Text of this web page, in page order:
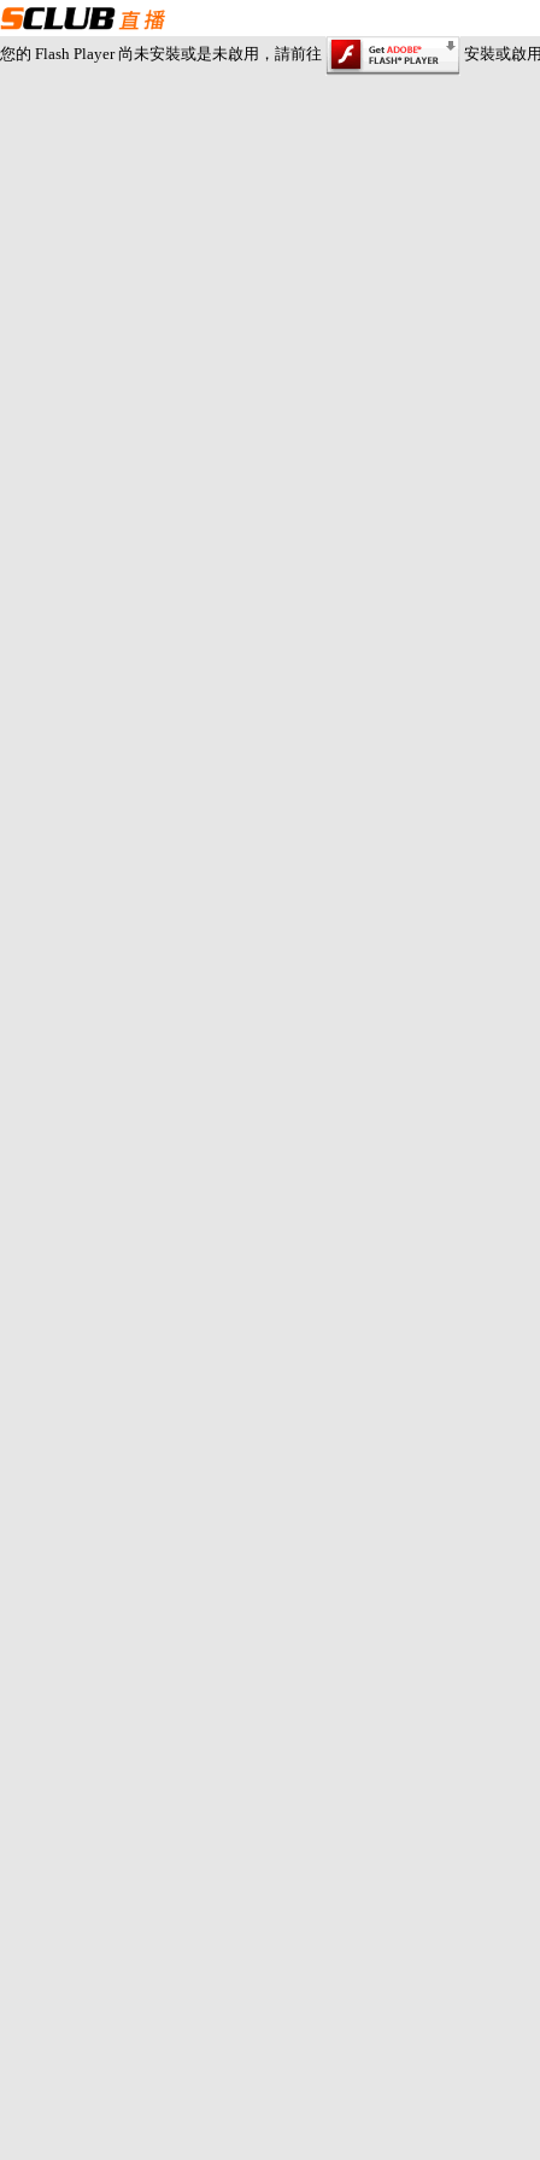
您的 Flash Player 尚未安裝或是未啟用，請前往 安裝或啟